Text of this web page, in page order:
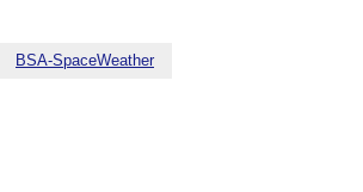
BSA-SpaceWeather